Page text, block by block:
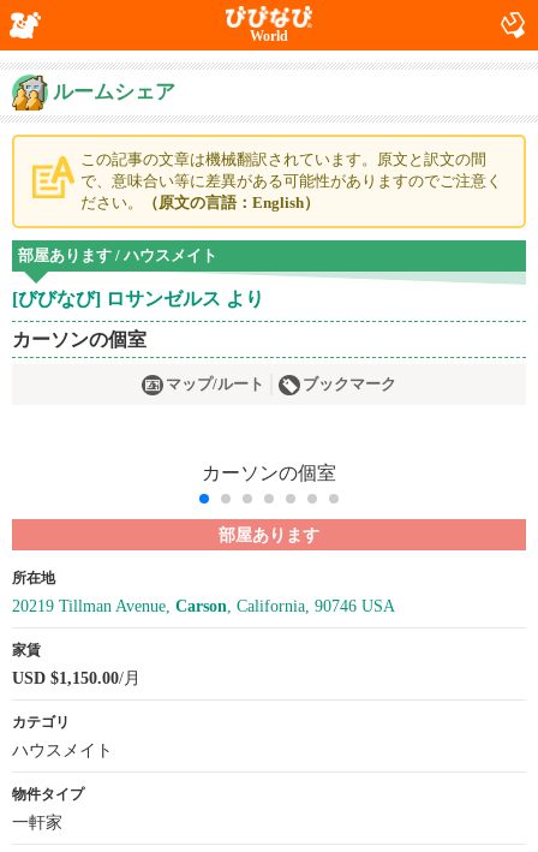
World
ルームシェア
この記事の文章は機械翻訳されています。原文と訳文の間
で、意味合い等に差異がある可能性がありますのでご注意く
ださい。
（原文の言語：English）
部屋あります / ハウスメイト
[びびなび] ロサンゼルス より
カーソンの個室
マップ/ルート ブックマーク
部屋あります
所在地
20219 Tillman Avenue, Carson, California, 90746 USA
家賃
USD $1,150.00/月
カテゴリ
ハウスメイト
物件タイプ
一軒家